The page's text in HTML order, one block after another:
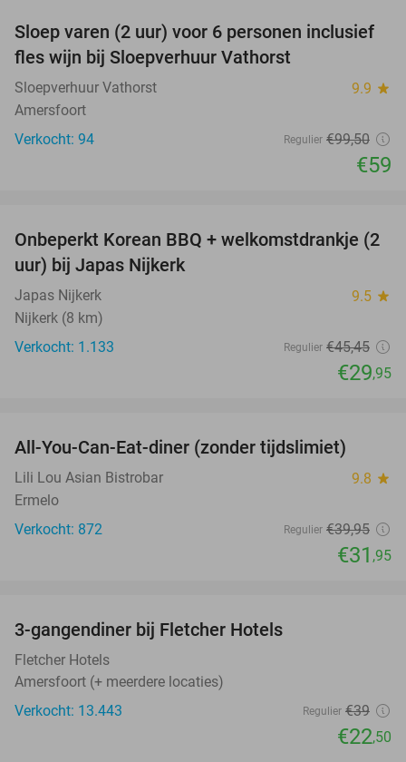
41%
Sloep varen (2 uur) voor 6 personen inclusief
fles wijn bij Sloepverhuur Vathorst
Sloepverhuur Vathorst 9.9 star
Amersfoort
Verkocht: 94
Regulier €99,50
€59
34%
Onbeperkt Korean BBQ + welkomstdrankje (2
uur) bij Japas Nijkerk
Japas Nijkerk 9.5 star
Nijkerk (8 km)
Verkocht: 1.133
Regulier €45,45
€29,95
All-You-Can-Eat-diner (zonder tijdslimiet)
Lili Lou Asian Bistrobar 9.8 star
Ermelo
Verkocht: 872
Regulier €39,95
€31 ,95
3-gangendiner bij Fletcher Hotels
Fletcher Hotels
Amersfoort (+ meerdere locaties)
Verkocht: 13.443
Regulier €39
€22,50